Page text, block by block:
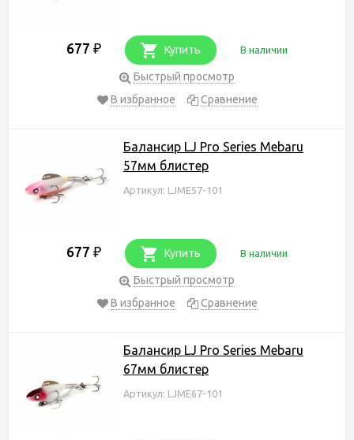
677 ₽ Купить В наличии
Быстрый просмотр
В избранное
Сравнение
Балансир LJ Pro Series Mebaru
57мм блистер
Артикул: LJME57-101
677 ₽ Купить В наличии
Быстрый просмотр
В избранное
Сравнение
Балансир LJ Pro Series Mebaru
67мм блистер
Артикул: LJME67-101